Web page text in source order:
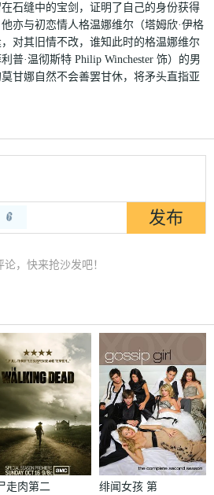
缝中的宝剑，证明了自己的身份获得
亦与初恋情人格温娜维尔（塔姆欣·伊格
，对其旧情不改，谁知此时的格温娜维尔
普·温彻斯特 Philip Winchester 饰）的男
甘娜自然不会善罢甘休，将矛头直指亚
论，快来抢沙发吧！
走肉第二
绯闻女孩 第